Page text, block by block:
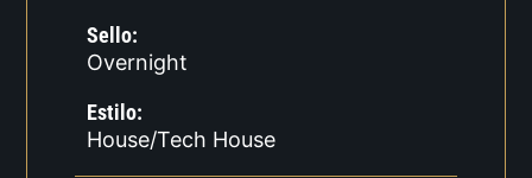
Sello:
Overnight
Estilo:
House/Tech House